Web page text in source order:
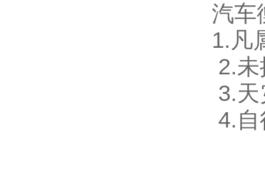
汽车
1. 凡
2.
3.
4.